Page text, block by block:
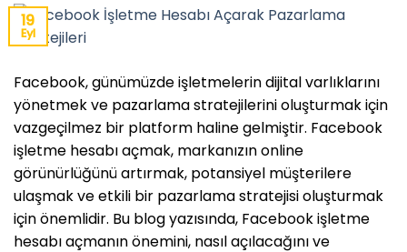
19
Eyl
Facebook, günümüzde işletmelerin dijital varlıklarını
yönetmek ve pazarlama stratejilerini oluşturmak için
vazgeçilmez bir platform haline gelmiştir. Facebook
işletme hesabı açmak, markanızın online
görünürlüğünü artırmak, potansiyel müşterilere
ulaşmak ve etkili bir pazarlama stratejisi oluşturmak
için önemlidir. Bu blog yazısında, Facebook işletme
hesabı açmanın önemini, nasıl açılacağını ve